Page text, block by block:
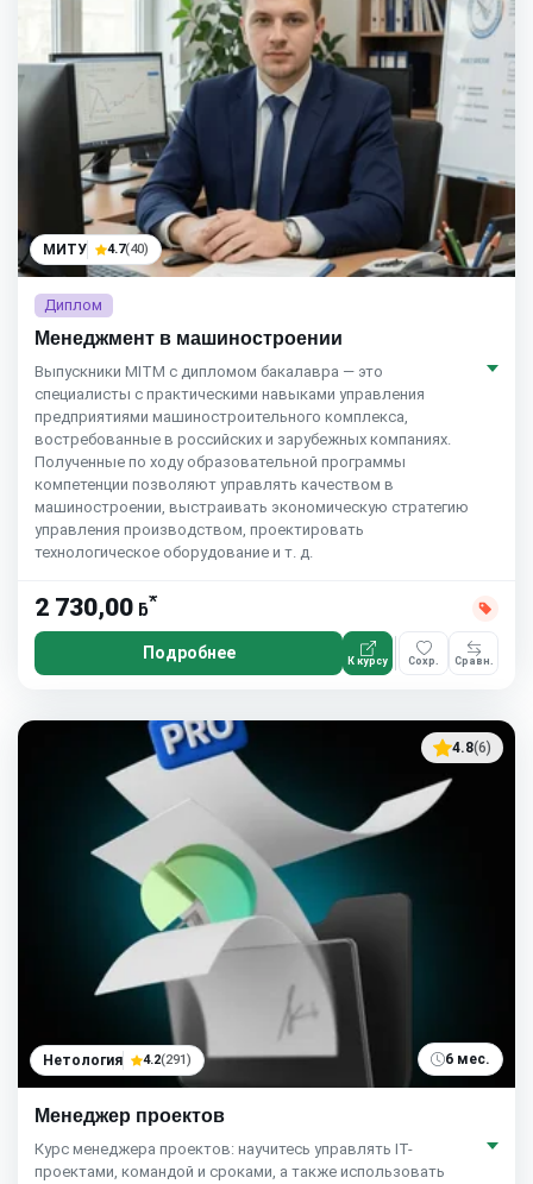
МИТУ 4.7(40)
Диплом
Менеджмент в машиностроении
Выпускники MITM с дипломом бакалавра — это
специалисты с практическими навыками управления
предприятиями машиностроительного комплекса,
востребованные в российских и зарубежных компаниях.
Полученные по ходу образовательной программы
компетенции позволяют управлять качеством в
машиностроении, выстраивать экономическую стратегию
управления производством, проектировать
технологическое оборудование и т. д.
2 730,00 ƃ*
Подробнее К курсу Сохр. Сравн.
4.8(6)
Нетология 4.2(291) 6 мес.
Менеджер проектов
Курс менеджера проектов: научитесь управлять IT-
проектами, командой и сроками, а также использовать